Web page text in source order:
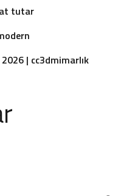
tutar
| cc3dmimarlık